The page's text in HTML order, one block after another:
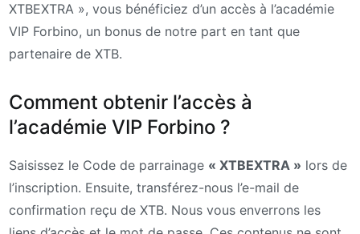
XTBEXTRA », vous bénéficiez d’un accès à l’académie
VIP Forbino, un bonus de notre part en tant que
partenaire de XTB.
Comment obtenir l’accès à
l’académie VIP Forbino ?
Saisissez le Code de parrainage « XTBEXTRA » lors de
l’inscription. Ensuite, transférez-nous l’e-mail de
confirmation reçu de XTB. Nous vous enverrons les